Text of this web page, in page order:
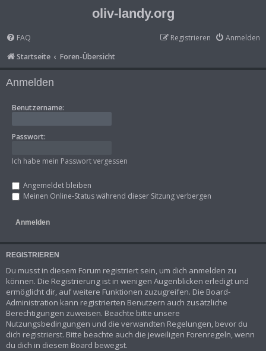
oliv-landy.org
FAQ Anmelden
Registrieren
Startseite
Foren-Übersicht
Anmelden
Benutzername:
Passwort:
Ich habe mein Passwort vergessen
Angemeldet bleiben
Meinen Online-Status während dieser Sitzung verbergen
REGISTRIEREN
Du musst in diesem Forum registriert sein, um dich anmelden zu
können. Die Registrierung ist in wenigen Augenblicken erledigt und
ermöglicht dir, auf weitere Funktionen zuzugreifen. Die Board-
Administration kann registrierten Benutzern auch zusätzliche
Berechtigungen zuweisen. Beachte bitte unsere
Nutzungsbedingungen und die verwandten Regelungen, bevor du
dich registrierst. Bitte beachte auch die jeweiligen Forenregeln, wenn
du dich in diesem Board bewegst.